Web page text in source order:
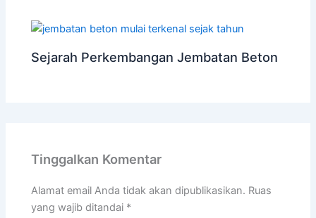
Sejarah Perkembangan Jembatan Beton
Tinggalkan Komentar
Alamat email Anda tidak akan dipublikasikan. Ruas
yang wajib ditandai *